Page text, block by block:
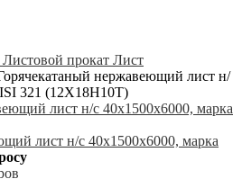
Листовой прокат Лист
нержавеющий лист н/
321 (12Х18Н10Т)
лист н/с 40х1500х6000, марка